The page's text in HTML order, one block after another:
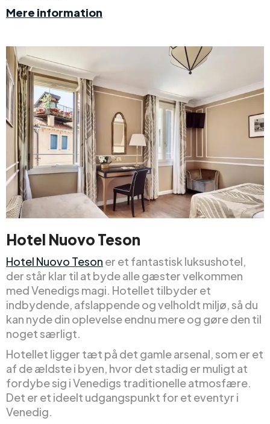
Mere information
Hotel Nuovo Teson
Hotel Nuovo Teson er et fantastisk luksushotel,
der står klar til at byde alle gæster velkommen
med Venedigs magi. Hotellet tilbyder et
indbydende, afslappende og velholdt miljø, så du
kan nyde din oplevelse endnu mere og gøre den til
noget særligt.
Hotellet ligger tæt på det gamle arsenal, som er et
af de ældste i byen, hvor det stadig er muligt at
fordybe sig i Venedigs traditionelle atmosfære.
Det er et ideelt udgangspunkt for et eventyr i
Venedig.